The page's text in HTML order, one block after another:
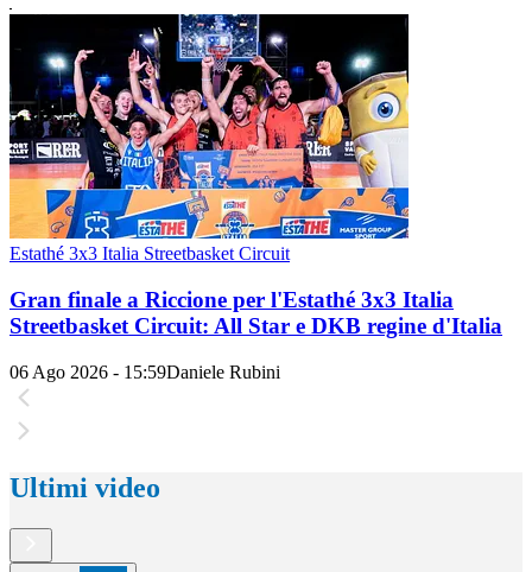
Estathé 3x3 Italia Streetbasket Circuit
Gran finale a Riccione per l'Estathé 3x3 Italia
Streetbasket Circuit: All Star e DKB regine d'Italia
06 Ago 2026 - 15:59Daniele Rubini
Ultimi video